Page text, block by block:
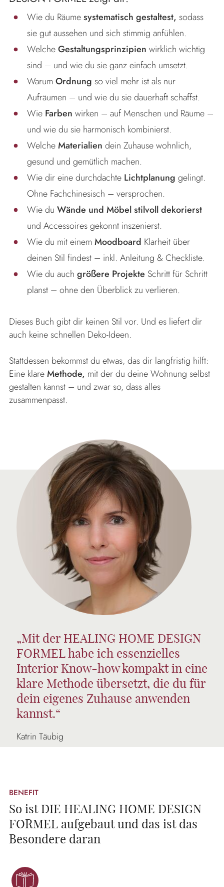
Wie du Räumesystematisch gestaltest, sodass
sie gut aussehen und sich stimmig anfühlen.
WelcheGestaltungsprinzipien wirklich wichtig
sind – und wie du sie ganz einfach umsetzt.
Warum Ordnung so viel mehr ist als nur
Aufräumen – und wie du sie dauerhaft schaffst.
Wie Farben wirken – auf Menschen und Räume –
und wie du sie harmonisch kombinierst.
WelcheMaterialien dein Zuhause wohnlich,
gesund und gemütlich machen.
Wie dir eine durchdachte Lichtplanung gelingt.
Ohne Fachchinesisch – versprochen.
Wie du Wände und Möbel stilvoll dekorierst
und Accessoires gekonnt inszenierst.
Wie du mit einem Moodboard Klarheit über
deinen Stil findest – inkl. Anleitung & Checkliste.
Wie du auch größere Projekte Schritt für Schritt
planst – ohne den Überblick zu verlieren.
Dieses Buch gibt dir keinen Stil vor. Und es liefert dir
auch keine schnellen Deko-Ideen.
Stattdessen bekommst du etwas, das dir langfristig hilft:
Eine klareMethode, mit der du deine Wohnung selbst
gestalten kannst – und zwar so, dass alles
zusammenpasst.
„Mit der HEALING HOME DESIGN
FORMEL habe ich essenzielles
Interior Know-how kompakt in eine
klare Methode übersetzt, die du für
dein eigenes Zuhause anwenden
kannst.“
Katrin Täubig
BENEFIT
So ist DIE HEALING HOME DESIGN
FORMEL aufgebaut und das ist das
Besondere daran